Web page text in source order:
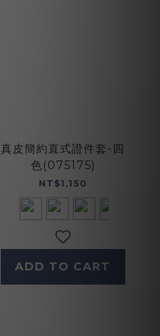
真皮簡約直式證件套-四
色(075175)
NT$1,150
ADD TO CART